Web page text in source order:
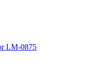
LM-0875